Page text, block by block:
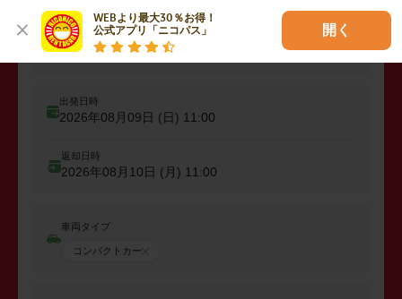
WEBより最大30％お得！
公式アプリ「ニコパス」
開く
出発
出発店舗、エリアを入力
出発日時
2026年08月09日 (日) 11:00
返却日時
2026年08月10日 (月) 11:00
車両タイプ
コンパクトカー